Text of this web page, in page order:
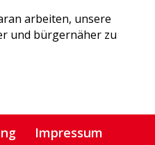
arbeiten, unsere
und bürgernäher zu
Impressum